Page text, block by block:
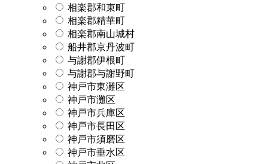
相楽郡和束町
相楽郡精華町
相楽郡南山城村
船井郡京丹波町
与謝郡伊根町
与謝郡与謝野町
神戸市東灘区
神戸市灘区
神戸市兵庫区
神戸市長田区
神戸市須磨区
神戸市垂水区